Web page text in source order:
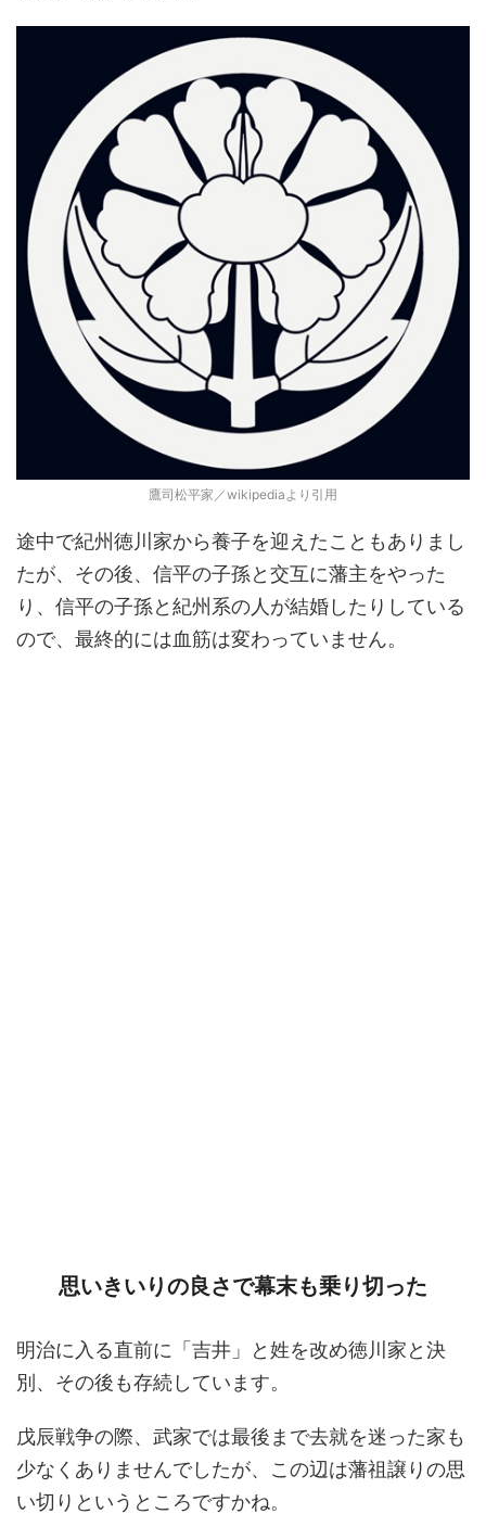
鷹司松平家／wikipediaより引用
途中で紀州徳川家から養子を迎えたこともありまし
たが、その後、信平の子孫と交互に藩主をやった
り、信平の子孫と紀州系の人が結婚したりしている
ので、最終的には血筋は変わっていません。
思いきいりの良さで幕末も乗り切った
明治に入る直前に「吉井」と姓を改め徳川家と決
別、その後も存続しています。
戊辰戦争の際、武家では最後まで去就を迷った家も
少なくありませんでしたが、この辺は藩祖譲りの思
い切りというところですかね。